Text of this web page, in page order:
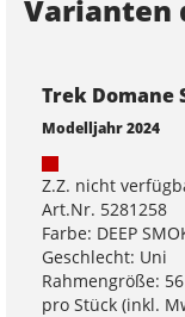
Varianten
Trek Domane
Modelljahr 2024
Z.Z. nicht
Art.Nr. 5281258
Farbe: DEEP
Geschlecht: Uni
Rahmengröße: 56
pro Stück (inkl.